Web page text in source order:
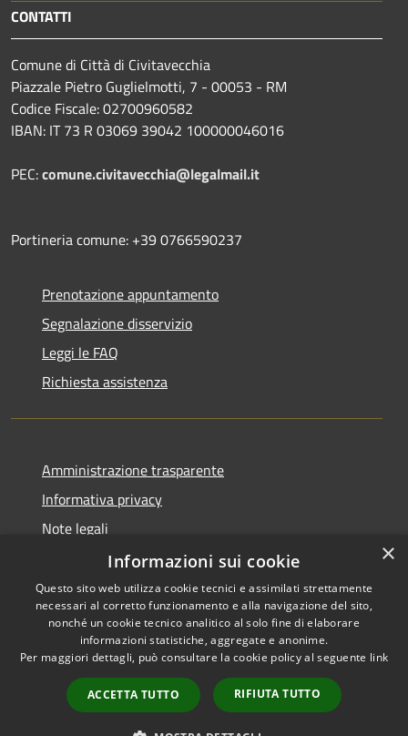
CONTATTI
Comune di Città di Civitavecchia
Piazzale Pietro Guglielmotti, 7 - 00053 - RM
Codice Fiscale: 02700960582
IBAN: IT 73 R 03069 39042 100000046016
PEC:comune.civitavecchia@legalmail.it
Portineria comune: +39 0766590237
Prenotazione appuntamento
Segnalazione disservizio
Leggi le FAQ
Richiesta assistenza
Amministrazione trasparente
Informativa privacy
Note legali
Dichiarazione di accessibilità
RSS
Accessibilità
Copyright © 2026 • Città di
Municipium•
Accesso
redazione
×
Informazioni sui cookie
Questo sito web utilizza cookie tecnici e assimilati strettamente
necessari al corretto funzionamento e alla navigazione del sito,
nonché un cookie tecnico analitico al solo fine di elaborare
informazioni statistiche, aggregate e anonime.
Per maggiori dettagli, può consultare la cookie policy al seguente link
ACCETTA TUTTO RIFIUTA TUTTO